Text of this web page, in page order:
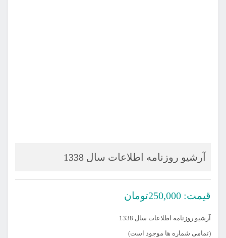
آرشیو روزنامه اطلاعات سال 1338
قیمت: 250,000تومان
آرشیو روزنامه اطلاعات سال 1338
(تمامی شماره ها موجود است)